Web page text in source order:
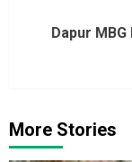
Dapur
More Stories